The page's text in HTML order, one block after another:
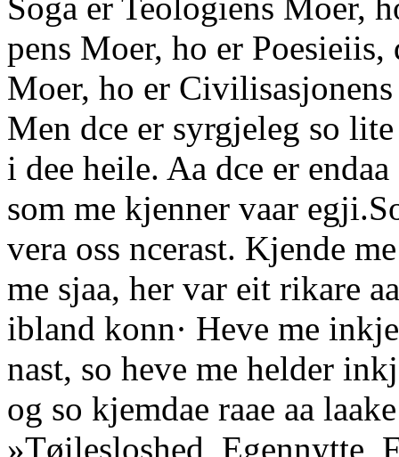
pens Moer, ho er
Moer, ho er
Men dce er syrgjeleg so
i dee heile. Aa dce er
som me kjenner vaar
vera oss ncerast. Kjende
me sjaa, her var eit rikare
ibland konn· Heve me
nast, so heve me helder
og so kjemdae raae aa
»Tøilesloshed, Egennytte,